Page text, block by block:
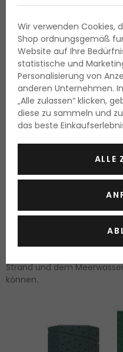
maskulines Accessoire,
Akkorden im Kontrast zur
Basilikums und des
Hugo Boss
Ist Ihr Mann eher ein
Herrenparfumist eine
Gentleman, der
kilometerweit ausstrahlt.
Für den Mann, der frische
Kompositionen liebt, wird
Strand und dem
können.
Wir verwenden Cookies,
Shop ordnungsgemäß
Website auf Ihre
statistische und
Personalisierung von
anderen Unternehmen.
„Alle zulassen“ klicken,
diese zu sammeln und
das beste
ALLE